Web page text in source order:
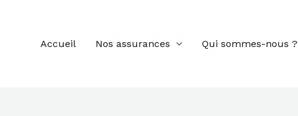
Accueil Nos assurances Qui sommes-nous ?